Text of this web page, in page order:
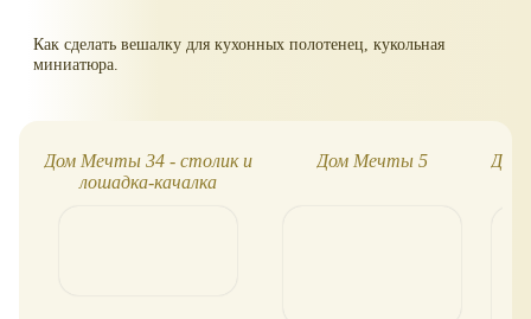
Как сделать вешалку для кухонных полотенец, кукольная
миниатюра.
Дом Мечты 34 - столик и
лошадка-качалка
Дом Мечты 5 Дом